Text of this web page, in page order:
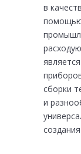
в
помощью
сборки
и